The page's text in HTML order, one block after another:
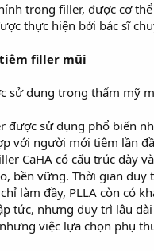
trong filler, được cơ
thực hiện bởi bác sĩ
filler mũi
sử dụng trong thẩm mỹ
được sử dụng phổ biến
với người mới tiêm lần
CaHA có cấu trúc
bền vững. Thời gian
làm đầy, PLLA còn có
tức, nhưng duy trì lâu
việc lựa chọn phụ